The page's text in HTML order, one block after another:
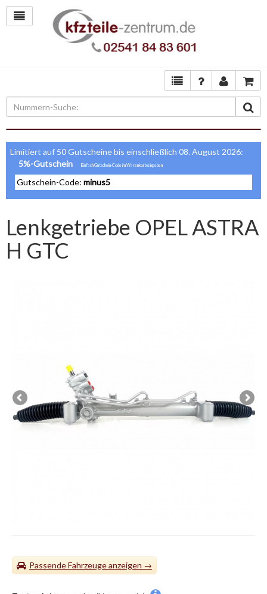
Limitiert auf 50 Gutscheine bis einschließlich 08. August 2026:
5%-Gutschein
Gutschein-Code: minus5
Lenkgetriebe OPEL ASTRA
H GTC
Passende Fahrzeuge